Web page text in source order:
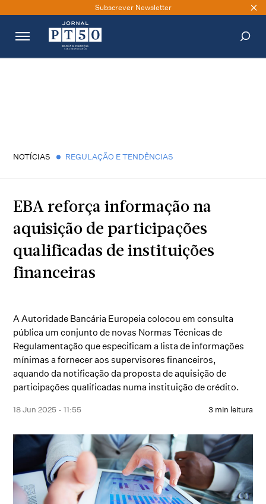
Subscrever Newsletter
NOTÍCIAS REGULAÇÃO E TENDÊNCIAS
EBA reforça informação na
aquisição de participações
qualificadas de instituições
financeiras
A Autoridade Bancária Europeia colocou em consulta
pública um conjunto de novas Normas Técnicas de
Regulamentação que especificam a lista de informações
mínimas a fornecer aos supervisores financeiros,
aquando da notificação da proposta de aquisição de
participações qualificadas numa instituição de crédito.
18 Jun 2025 - 11:55 3 min leitura